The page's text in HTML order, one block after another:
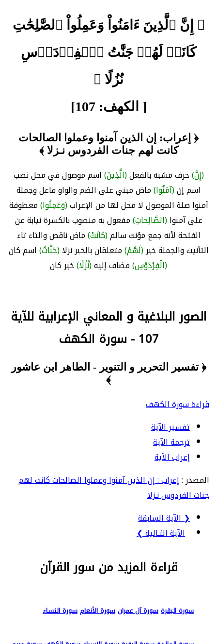
﴿ إِنَّ ٱلَّذِينَ ءَامَنُواْ وَعَمِلُواْ ٱلصَّٰلِحَٰتِ
كَانَتۡ لَهُمۡ جَنَّٰتُ ٱلۡفِرۡدَوۡسِ
نُزُلًا ﴾
[ الكهف: 107]
﴿ إعراب: إن الذين آمنوا وعملوا الصالحات
كانت لهم جنات الفردوس نـزلا ﴾
(إِنَّ)حرف مشبه بالفعل(الَّذِينَ)اسم موصول في محل نصب
اسم إن(آمَنُوا)ماض مبني على الضم والواو فاعل وجملة
آمنوا صلة الموصول لا محل لها من الإعراب(وَعَمِلُوا)معطوفة
على آمنوا(الصَّالِحاتِ)مفعول به منصوب بالكسرة نيابة عن
الفتحة لأنه جمع مؤنث سالم(كانَتْ)ماض ناقص والتاء تاء
التأنيث والجملة خبر(لَهُمْ)متعلقان بالخبر نزلا(جَنَّاتُ)اسم كان
(الْفِرْدَوْسِ)مضاف إليه(نُزُلًا)خبر كان
الصور البلاغية و المعاني الإعرابية للآية
107 - سورة الكهف
﴿ تفسير التحرير و التنوير - الطاهر ابن عاشور
﴾
قراءة سورة الكهف
تفسير الآية
ترجمة الآية
إعراب الآية
المصدر :إعراب : إن الذين آمنوا وعملوا الصالحات كانت لهم
جنات الفردوس نـزلا
❮ الآية السابقة
الآية التـالية ❯
قراءة المزيد من سور القرآن
سورة البقرة سورة آل عمران سورة الأنعام سورة النساء